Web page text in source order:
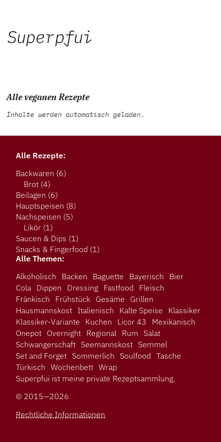
Alle veganen Rezepte
Inhalte werden automatisch geladen.
Superpfui ist meine private Rezeptsammlung.
© 2015—2026
Rechtliche Informationen
Alle Themen:
Alkoholisch
Backen Baguette Bayerisch
Bier
Cola Dippen Dressing Fastfood
Fleisch
Fränkisch
Frühstück Gesäme
Grillen
Hausmannskost Italienisch Kalte Speise
Klassiker
Klassiker-Variante
Kuchen Licor 43
Mexikanisch
Onepot Overnight Regional Rum
Salat
Schwangerschaft Seemannskost Semmel
Set and Forget Sommerlich Soulfood Tasche
Türkisch Wochenbett Wrap
Alle Rezepte:
Backwaren (6)
Brot (4)
Beilagen (6)
Hauptspeisen (8)
Nachspeisen (5)
Likör (1)
Saucen & Dips (1)
Snacks & Fingerfood (1)